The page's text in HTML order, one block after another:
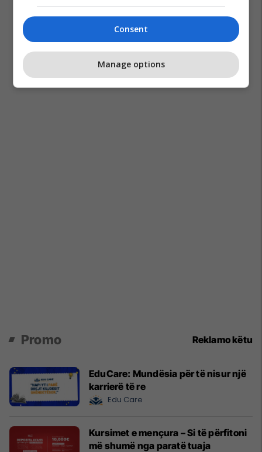
Promo Reklamo këtu
EduCare: Mundësia për të nisur një
karrierë të re
Edu Care
Kursimet e mençura – Si të përfitoni
më shumë nga paratë tuaja
Consent
Manage options